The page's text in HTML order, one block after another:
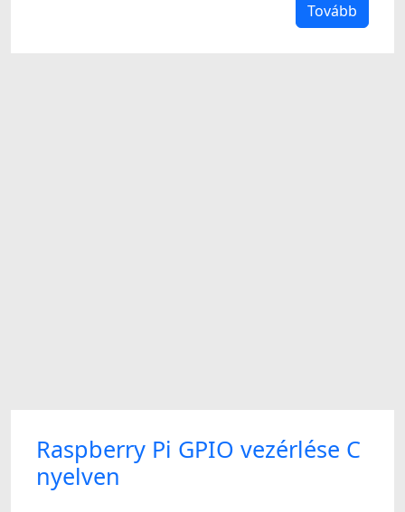
Tovább
Raspberry Pi GPIO vezérlése C
nyelven